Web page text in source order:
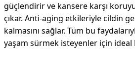
güçlendirir ve kansere karşı
çıkar. Anti-aging etkileriyle cildin
kalmasını sağlar. Tüm bu
yaşam sürmek isteyenler için ideal